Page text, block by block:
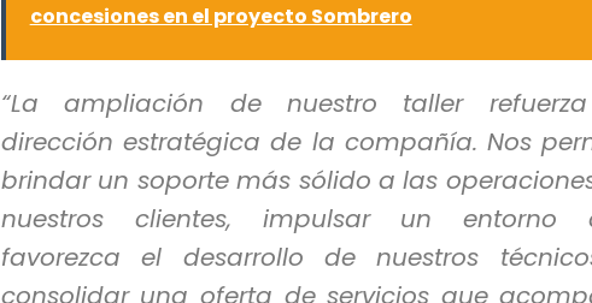
concesiones en el proyecto Sombrero
“La ampliación de nuestro taller
dirección estratégica de la compañía. Nos
brindar un soporte más sólido a las
nuestros clientes, impulsar un entorno
favorezca el desarrollo de nuestros
consolidar una oferta de servicios que